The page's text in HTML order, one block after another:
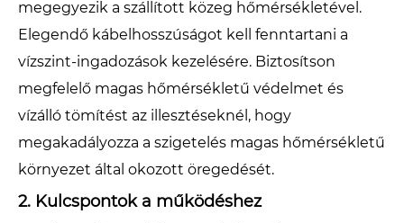
megegyezik a szállított közeg hőmérsékletével.
Elegendő kábelhosszúságot kell fenntartani a
vízszint-ingadozások kezelésére. Biztosítson
megfelelő magas hőmérsékletű védelmet és
vízálló tömítést az illesztéseknél, hogy
megakadályozza a szigetelés magas hőmérsékletű
környezet által okozott öregedését.
2. Kulcspontok a működéshez